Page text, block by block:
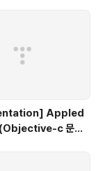
Appled
c 문서